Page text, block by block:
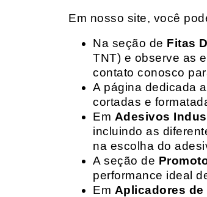
Em nosso site, você
Na seção de Fitas
TNT) e observe as
contato conosco
A página dedicada a
cortadas e
Em Adesivos
incluindo as
na escolha do
A seção de
performance ideal
Em Aplicadores de